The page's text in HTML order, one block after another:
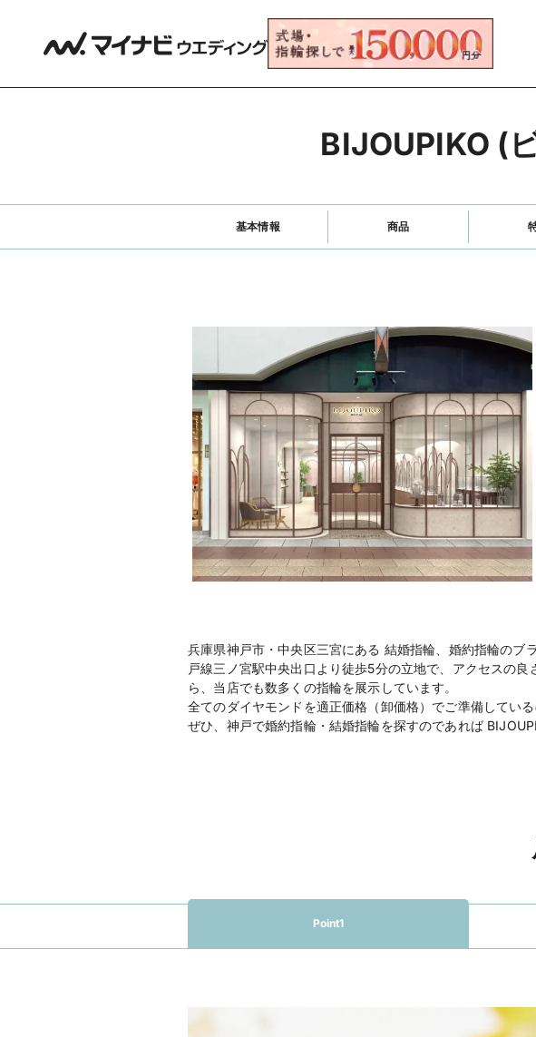
BIJOUPIKO (
基本情報 商品
兵庫県神戸市・中央区三宮にある 結婚指輪、婚約指輪の
戸線三ノ宮駅中央出口より徒歩5分の立地で、アクセスの
ら、当店でも数多くの指輪を展示しています。
全てのダイヤモンドを適正価格（卸価格）でご準備してい
ぜひ、神戸で婚約指輪・結婚指輪を探すのであれば
Point1